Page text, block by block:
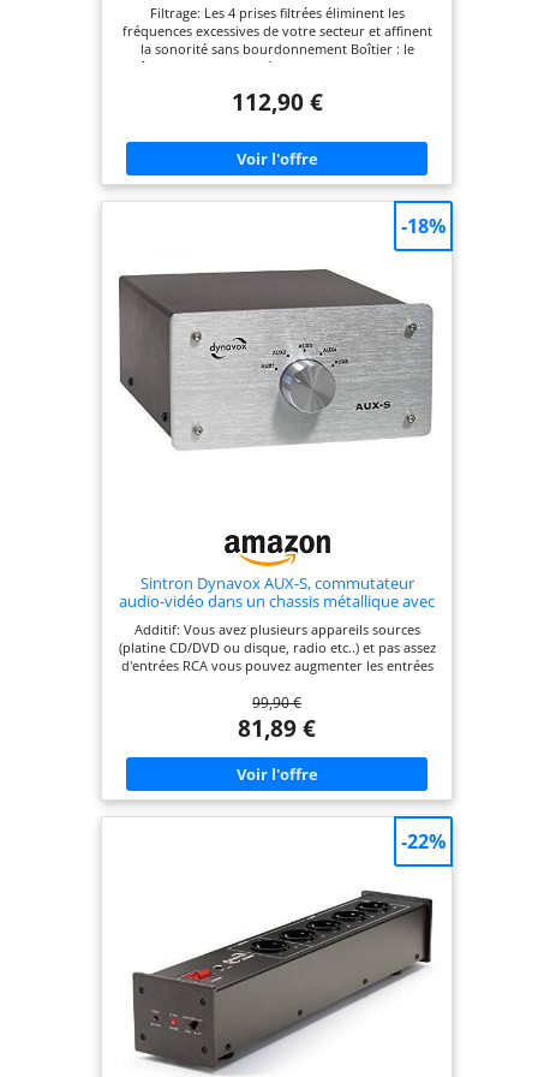
Coloris Noir
Filtrage: Les 4 prises filtrées éliminent les
fréquences excessives de votre secteur et affinent
la sonorité sans bourdonnement Boîtier : le
boîtier de haute qualité au design classique de la
aluminium brossé massif font du X1000 un
fiches terre allemandes Schuko pour brancher un
ampli, une radio, un lecteur CD ou une platine
pour vinyles Sécurité : le filtre d'alimentation est
doté d'un fusible de protection de charge jusqu'à
est trop importante, interrompt le fusible.
Contenu de la livraison : 1 filtre d'alimentation
Dynavox X1000, 1 câble d'alimentation pour
appareils à froid, manuel d'utilisation (français
112,90 €
Sintron Dynavox AUX-S, commutateur
audio-vidéo dans un chassis métallique avec
Additif: Vous avez plusieurs appareils sources
(platine CD/DVD ou disque, radio etc..) et pas assez
d'entrées RCA vous pouvez augmenter les entrées
le choix entre plusieurs appareils sources. Qualité:
Le AUX-S a un chassis métallique avec un plastron
massif de 4 mm en aluminium brossé. Sécurité:
Les commutateurs sélectifs de qualité et les
connecteurs RCA dorés espacés garantissent un
bon maintien des câbles haut-parleur. Son:
Transmission optimal du signal sans altérations.
99,90 €
81,89 €
-18%
-22%